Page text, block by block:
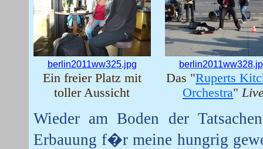
berlin2011ww325.jpg
Ein freier Platz mit
toller Aussicht
Das "Ruperts
Orchestra"
Wieder am Boden der
Erbauung f�r meine hungrig